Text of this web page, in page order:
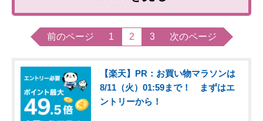
前のページ 1 2 3 次のページ
【楽天】PR：お買い物マラソンは
8/11（火）01:59まで！ まずはエ
ントリーから！